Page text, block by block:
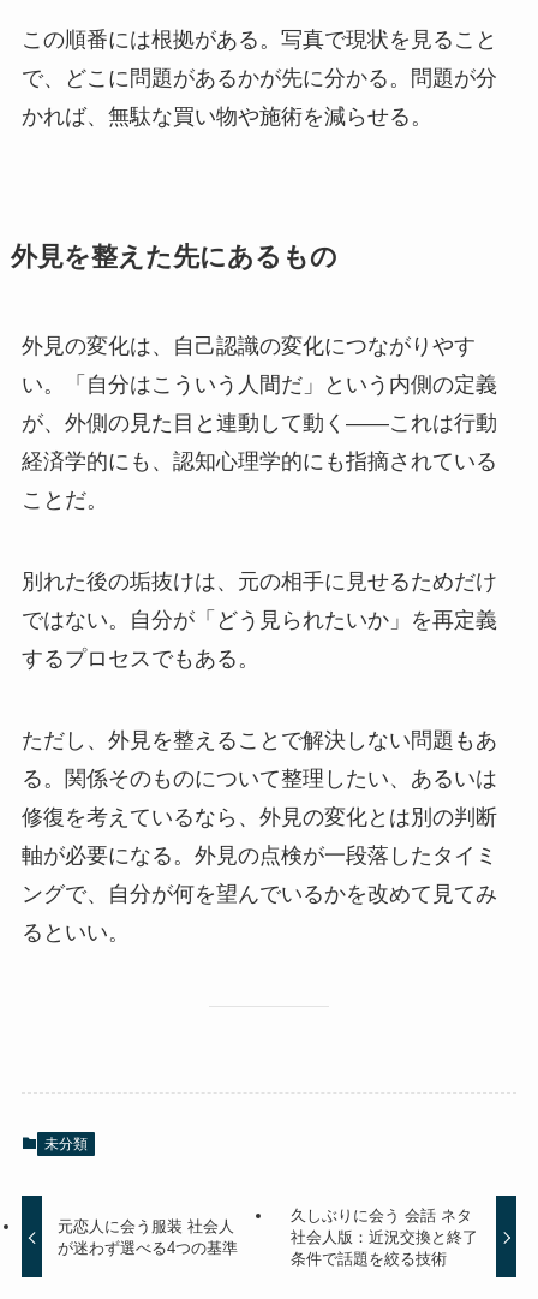
この順番には根拠がある。写真で現状を見ること
で、どこに問題があるかが先に分かる。問題が分
かれば、無駄な買い物や施術を減らせる。
外見を整えた先にあるもの
外見の変化は、自己認識の変化につながりやす
い。「自分はこういう人間だ」という内側の定義
が、外側の見た目と連動して動く——これは行動
経済学的にも、認知心理学的にも指摘されている
ことだ。
別れた後の垢抜けは、元の相手に見せるためだけ
ではない。自分が「どう見られたいか」を再定義
するプロセスでもある。
ただし、外見を整えることで解決しない問題もあ
る。関係そのものについて整理したい、あるいは
修復を考えているなら、外見の変化とは別の判断
軸が必要になる。外見の点検が一段落したタイミ
ングで、自分が何を望んでいるかを改めて見てみ
るといい。
未分類
元恋人に会う服装 社会人
が迷わず選べる4つの基準
久しぶりに会う 会話 ネタ
社会人版：近況交換と終了
条件で話題を絞る技術